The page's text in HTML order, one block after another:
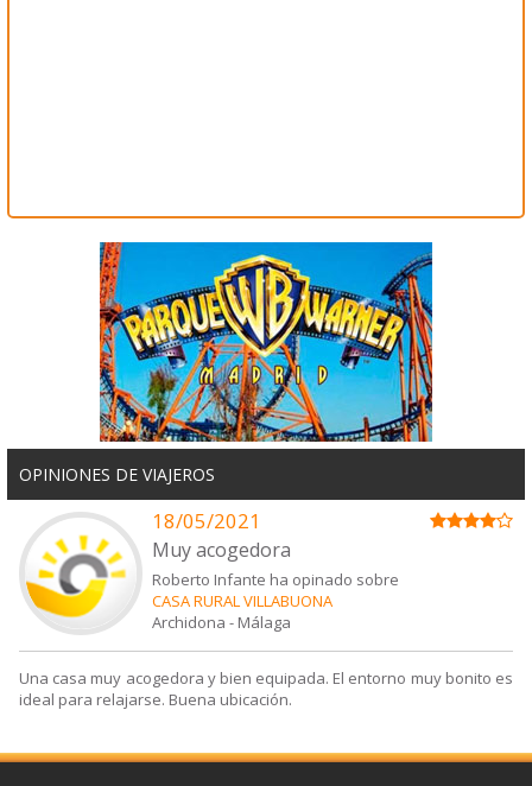
OPINIONES DE VIAJEROS
18/05/2021
Muy acogedora
Roberto Infante ha opinado sobre
CASA RURAL VILLABUONA
Archidona - Málaga
Una casa muy acogedora y bien equipada. El entorno muy bonito es
ideal para relajarse. Buena ubicación.